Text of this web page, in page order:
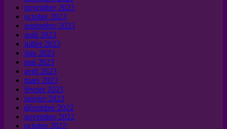
novembre 2023
octobre 2023
septembre 2023
août 2023
juillet 2023
juin 2023
mai 2023
avril 2023
mars 2023
février 2023
janvier 2023
décembre 2022
novembre 2022
octobre 2022